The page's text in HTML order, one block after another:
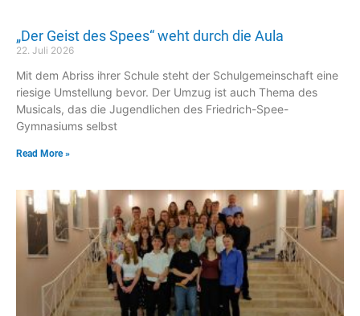
„Der Geist des Spees“ weht durch die Aula
22. Juli 2026
Mit dem Abriss ihrer Schule steht der Schulgemeinschaft eine
riesige Umstellung bevor. Der Umzug ist auch Thema des
Musicals, das die Jugendlichen des Friedrich-Spee-
Gymnasiums selbst
Read More »